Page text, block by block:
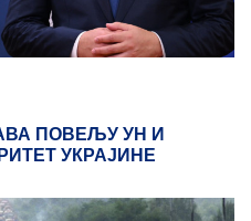
ПОВЕЉУ УН И
УКРАЈИНЕ